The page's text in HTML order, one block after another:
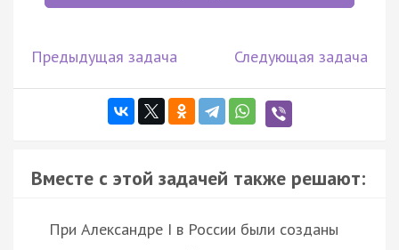
Предыдущая задача Следующая задача
Вместе с этой задачей также решают:
При Александре I в России были созданы